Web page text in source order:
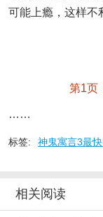
可能上瘾，这样不
第1页
……
标签: 神鬼寓言3最
相关阅读